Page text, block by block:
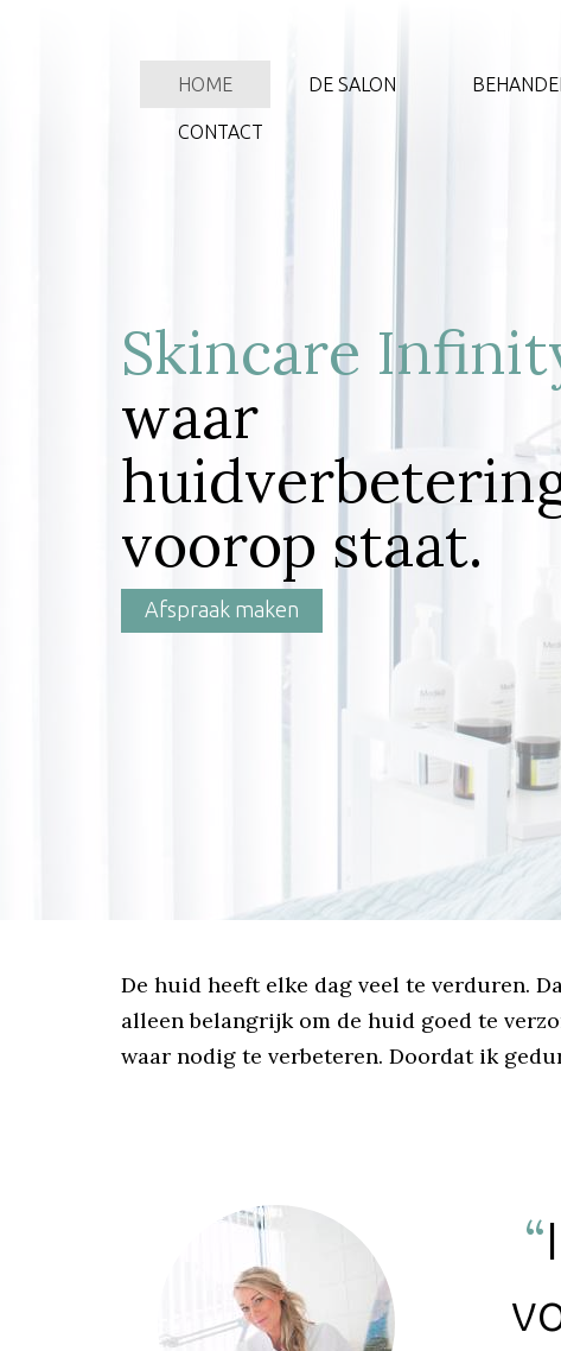
HOME DE SALON
CONTACT
Skincare
waar
voorop staat.
Afspraak maken
De huid heeft elke dag veel te verduren.
alleen belangrijk om de huid goed te
waar nodig te verbeteren. Doordat ik